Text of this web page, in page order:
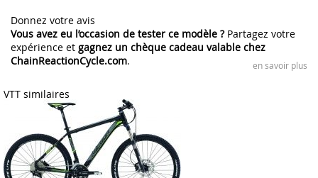
Donnez votre avis
Vous avez eu l’occasion de tester ce modèle ?Partagez votre
expérience et gagnez un chèque cadeau valable chez
ChainReactionCycle.com. en savoir plus
VTT similaires